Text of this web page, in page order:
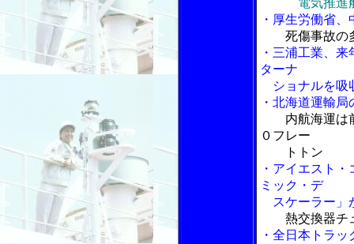
電気推進
・厚生労働省
死傷事故の
・三浦工業、
ターナ
ショナルを吸
・北海道運輸
内航海運は
０フレー
トトン
・アイエスト
ミック・デ
スケーラー」
熱交換器チ
・全日本トラ